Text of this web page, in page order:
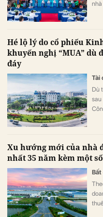
Hé lộ lý do cổ phiếu
khuyến nghị “MUA” dù
đáy
Tài
Dù
sau
Xu hướng mới của nhà
nhất 35 năm kèm một
Bất